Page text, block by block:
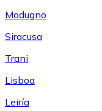
Modugno
Siracusa
Trani
Lisboa
Leiría